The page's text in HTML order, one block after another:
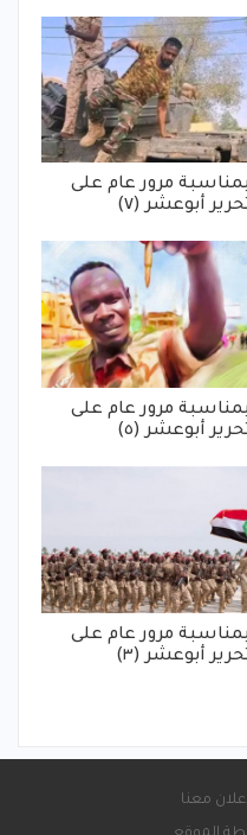
بمناسبة مرور عام على
أبوعشر (٧)
بمناسبة مرور عام على
أبوعشر (٥)
بمناسبة مرور عام على
أبوعشر (٣)
معنا